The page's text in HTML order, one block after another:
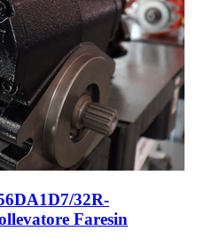
32R-
Faresin